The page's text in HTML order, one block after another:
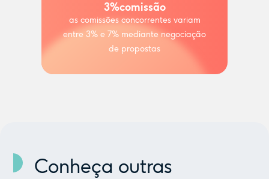
3%comissão
as comissões concorrentes variam
entre 3% e 7% mediante negociação
de propostas
Conheça outras